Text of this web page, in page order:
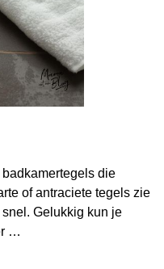
die
of antraciete tegels zie
Gelukkig kun je
…